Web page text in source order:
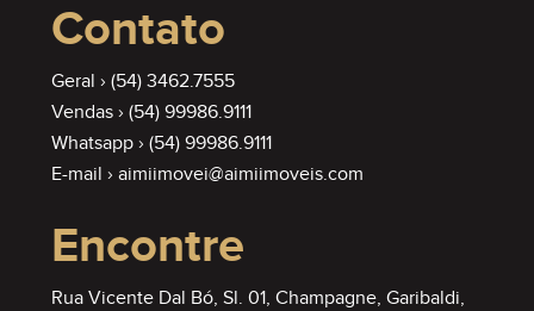
Contato
Geral › (54) 3462.7555
Vendas › (54) 99986.9111
Whatsapp › (54) 99986.9111
E-mail › aimiimovei@aimiimoveis.com
Encontre
Rua Vicente Dal Bó, Sl. 01, Champagne, Garibaldi,